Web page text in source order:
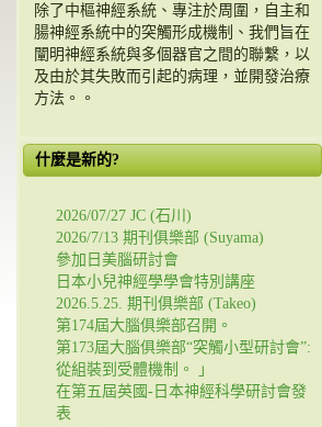
除了中樞神經系統、專注於周圍，自主和
腸神經系統中的突觸形成機制、我們旨在
闡明神經系統與多個器官之間的聯繫，以
及由於其失敗而引起的病理，並開發治療
方法。。
什麼是新的?
2026/07/27 JC (石川)
2026/7/13 期刊俱樂部 (Suyama)
參加日美腦研討會
日本小兒神經學學會特別講座
2026.5.25. 期刊俱樂部 (Takeo)
第174屆大腦俱樂部召開。
第173屆大腦俱樂部“突觸小型研討會”:
從組裝到受體機制。 」
在第五屆英國-日本神經科學研討會發
表